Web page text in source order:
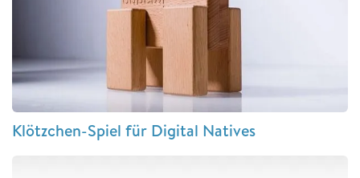
Klötzchen-Spiel für Digital Natives